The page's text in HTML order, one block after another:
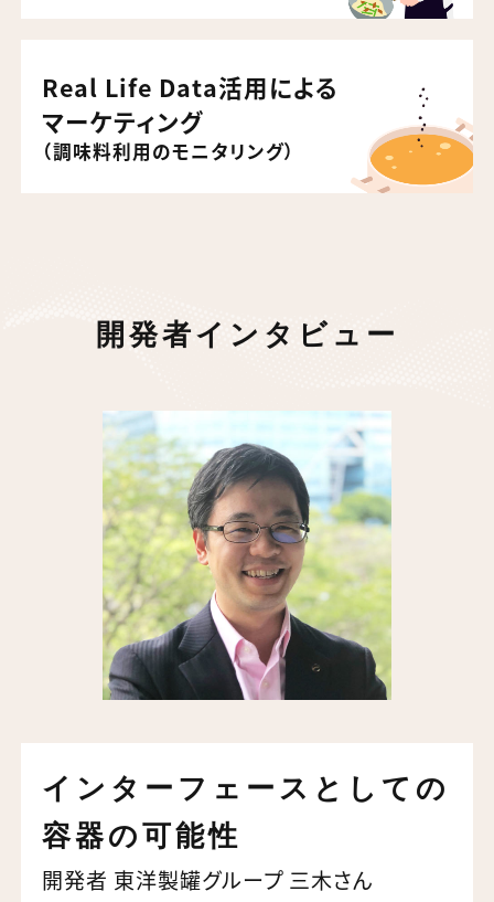
Real Life Data活用による
マーケティング
（調味料利用のモニタリング）
開発者インタビュー
インターフェースとしての
容器の可能性
開発者 東洋製罐グループ 三木さん